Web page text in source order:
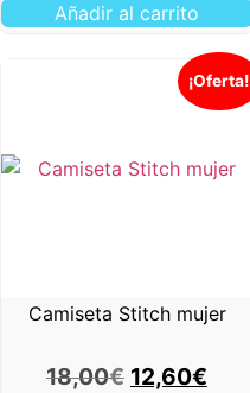
Añadir al carrito
¡Oferta!
Camiseta Stitch mujer
18,00€ 12,60€